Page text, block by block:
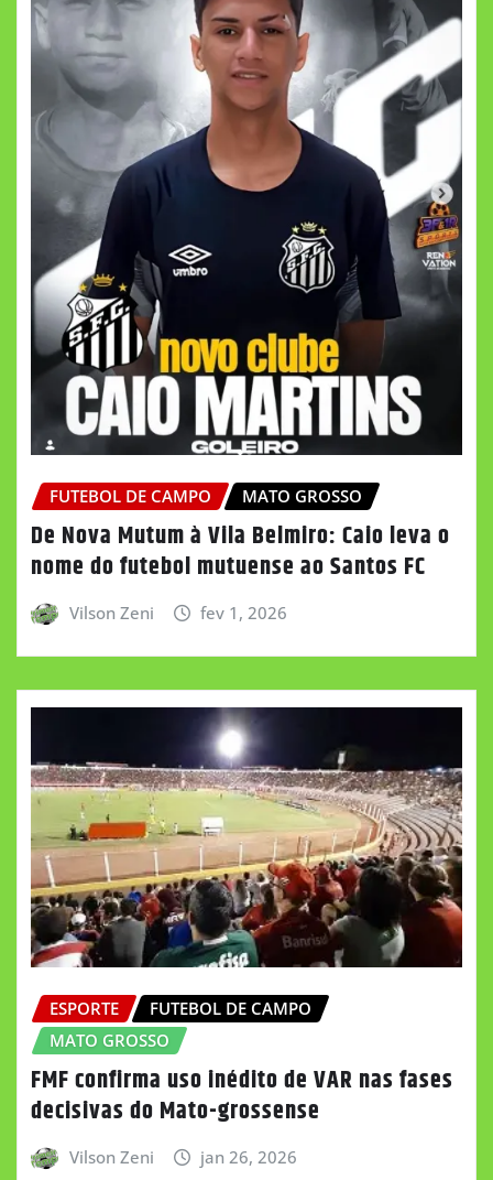
FUTEBOL DE CAMPO MATO GROSSO
De Nova Mutum à Vila Belmiro: Caio leva o
nome do futebol mutuense ao Santos FC
Vilson Zeni fev 1, 2026
ESPORTE
FUTEBOL DE CAMPO
MATO GROSSO
FMF confirma uso inédito de VAR nas fases
decisivas do Mato-grossense
Vilson Zeni jan 26, 2026